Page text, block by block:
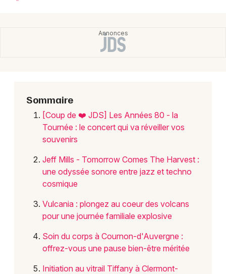
Mon email
Sommaire
[Coup de ❤️ JDS] Les Années 80 - la
Tournée : le concert qui va réveiller vos
souvenirs
Jeff Mills - Tomorrow Comes The Harvest :
une odyssée sonore entre jazz et techno
cosmique
Vulcania : plongez au coeur des volcans
pour une journée familiale explosive
Soin du corps à Cournon-d'Auvergne :
offrez-vous une pause bien-être méritée
Initiation au vitrail Tiffany à Clermont-